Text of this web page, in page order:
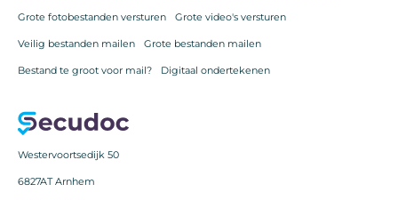
Westervoortsedijk 50
6827AT Arnhem
Grote fotobestanden versturen Grote video's versturen
Veilig bestanden mailen Grote bestanden mailen
Bestand te groot voor mail? Digitaal ondertekenen